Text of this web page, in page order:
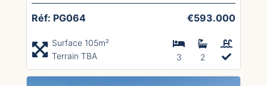
Réf: PG064 €593.000
Surface 105m²
Terrain TBA
3 2